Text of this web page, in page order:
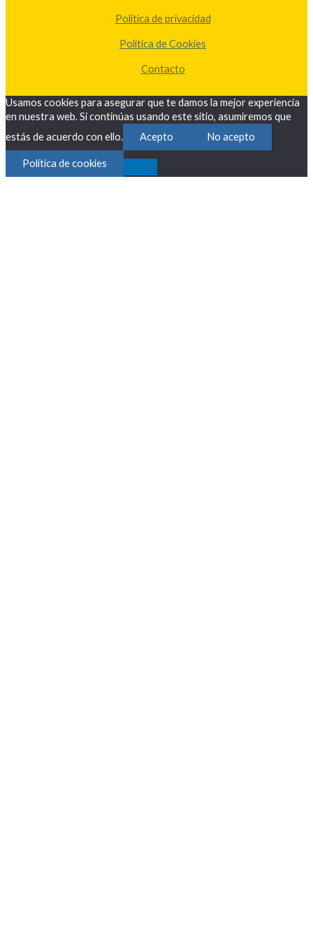
Política de privacidad
Política de Cookies
Contacto
Usamos cookies para asegurar que te damos la mejor experiencia
en nuestra web. Si continúas usando este sitio, asumiremos que
estás de acuerdo con ello.
Acepto No acepto
Política de cookies